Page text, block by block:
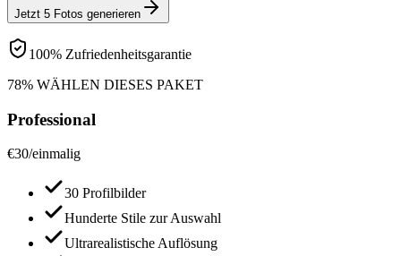
Jetzt 5 Fotos generieren
100% Zufriedenheitsgarantie
78% WÄHLEN DIESES PAKET
Professional
€30/einmalig
30 Profilbilder
Hunderte Stile zur Auswahl
Ultrarealistische Auflösung